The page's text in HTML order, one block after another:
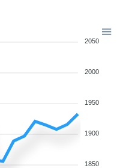
2050
2000
1950
1900
1850